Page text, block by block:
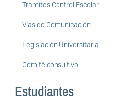
Tramites Control Escolar
Vías de Comunicación
Legislación Universitaria
Comité consultivo
Estudiantes